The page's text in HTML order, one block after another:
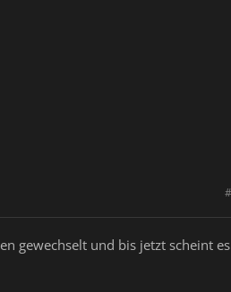
gewechselt und bis jetzt scheint es